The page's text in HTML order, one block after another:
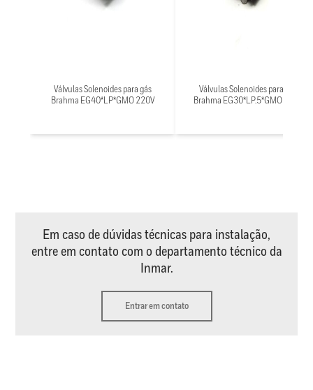
Válvulas Solenoides para gás
Brahma EG40*LP*GMO 220V
Válvulas Solenoides para gás
Brahma EG30*LP.5*GMO 220V
Em caso de dúvidas técnicas para instalação,
entre em contato com o departamento técnico da
Inmar.
Entrar em contato